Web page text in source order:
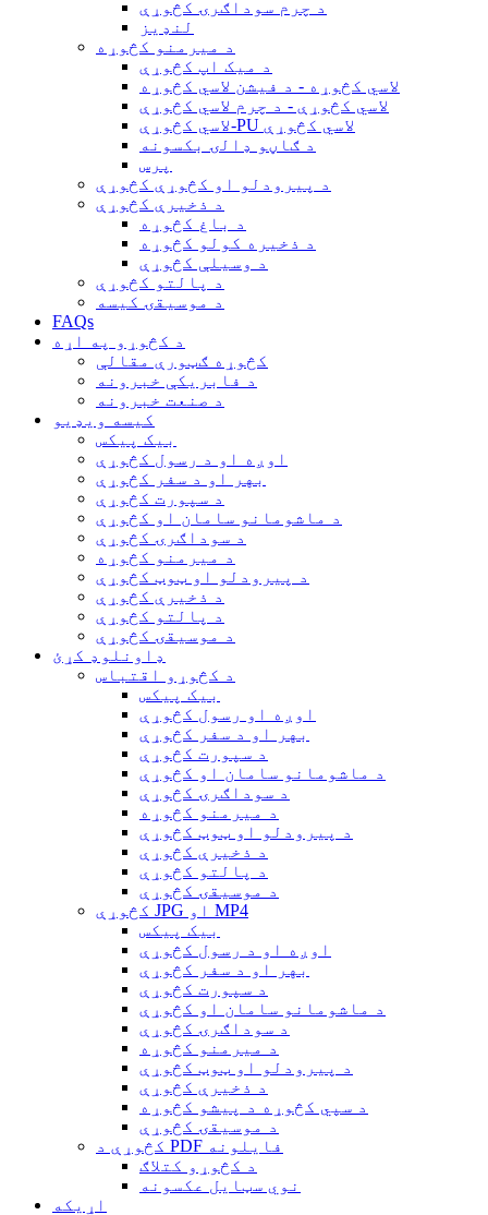
د چرم سوداګرۍ کڅوړې
لنډیز
د میرمنو کڅوړه
د میک اپ کڅوړې
لاسي کڅوړه - د فیشن لاسي کڅوړه
لاسي کڅوړې - د چرم لاسي کڅوړې
لاسي کڅوړې-PU لاسي کڅوړې
د ګاڼو ډالۍ بکسونه
پرس
د پیرودلو او کڅوړې کڅوړې
د ذخیرې کڅوړې
د باغ کڅوړه
د ذخیره کولو کڅوړه
د وسیلې کڅوړې
د پالتو کڅوړې
د موسیقۍ کیسه
FAQs
د کڅوړو په اړه
کڅوړه ګټورې مقالې
د فابریکې خبرونه
د صنعت خبرونه
کیسه ویډیو
بیک پیکس
اوږه او د رسول کڅوړې
بهر او د سفر کڅوړې
د سپورت کڅوړې
د ماشومانو سامان او کڅوړې
د سوداګرۍ کڅوړې
د میرمنو کڅوړه
د پیرودلو او ټوټ کڅوړې
د ذخیرې کڅوړې
د پالتو کڅوړې
د موسیقۍ کڅوړې
ډاونلوډ کړئ
د کڅوړو اقتباس
بیک پیکس
اوږه او رسول کڅوړې
بهر او د سفر کڅوړې
د سپورت کڅوړې
د ماشومانو سامان او کڅوړې
د سوداګرۍ کڅوړې
د میرمنو کڅوړه
د پیرودلو او ټوټ کڅوړې
د ذخیرې کڅوړې
د پالتو کڅوړې
د موسیقۍ کڅوړې
کڅوړې JPG او MP4
بیک پیکس
اوږه او د رسول کڅوړې
بهر او د سفر کڅوړې
د سپورت کڅوړې
د ماشومانو سامان او کڅوړې
د سوداګرۍ کڅوړې
د میرمنو کڅوړه
د پیرودلو او ټوټ کڅوړې
د ذخیرې کڅوړې
د سپي کڅوړه د پیشو کڅوړه
د موسیقۍ کڅوړې
کڅوړې د PDF فایلونه
د کڅوړو کتلاګ
نوي سټایل عکسونه
اړیکه